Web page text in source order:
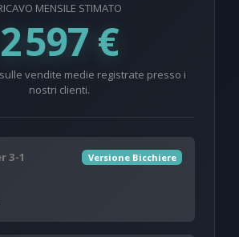
MENSILE STIMATO
2 597 €
vendite medie registrate presso i
nostri clienti.
3-1 Versione Bicchiere